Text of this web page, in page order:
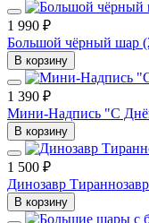
1 990 ₽
Большой чёрный шар
В корзину
1 390 ₽
Мини-Надпись "C
В корзину
1 500 ₽
Динозавр
В корзину